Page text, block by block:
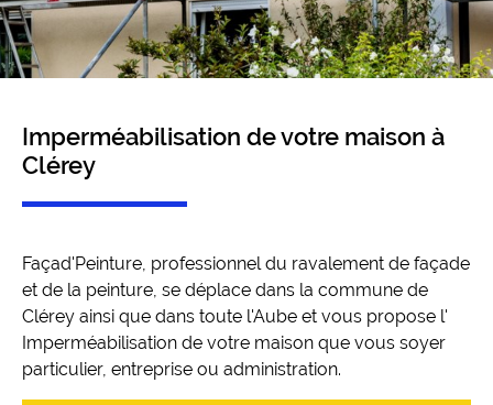
Imperméabilisation de votre maison à
Clérey
Façad'Peinture, professionnel du ravalement de façade
et de la peinture, se déplace dans la commune de
Clérey ainsi que dans toute l'Aube et vous propose l'
Imperméabilisation de votre maison que vous soyer
particulier, entreprise ou administration.